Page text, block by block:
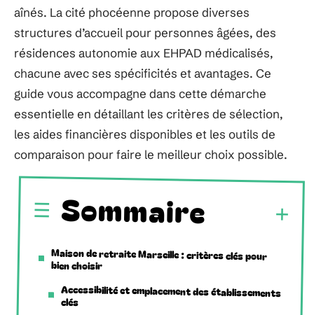
aînés. La cité phocéenne propose diverses
structures d’accueil pour personnes âgées, des
résidences autonomie aux EHPAD médicalisés,
chacune avec ses spécificités et avantages. Ce
guide vous accompagne dans cette démarche
essentielle en détaillant les critères de sélection,
les aides financières disponibles et les outils de
comparaison pour faire le meilleur choix possible.
Sommaire
Maison de retraite Marseille : critères clés pour
bien choisir
Accessibilité et emplacement des établissements
clés